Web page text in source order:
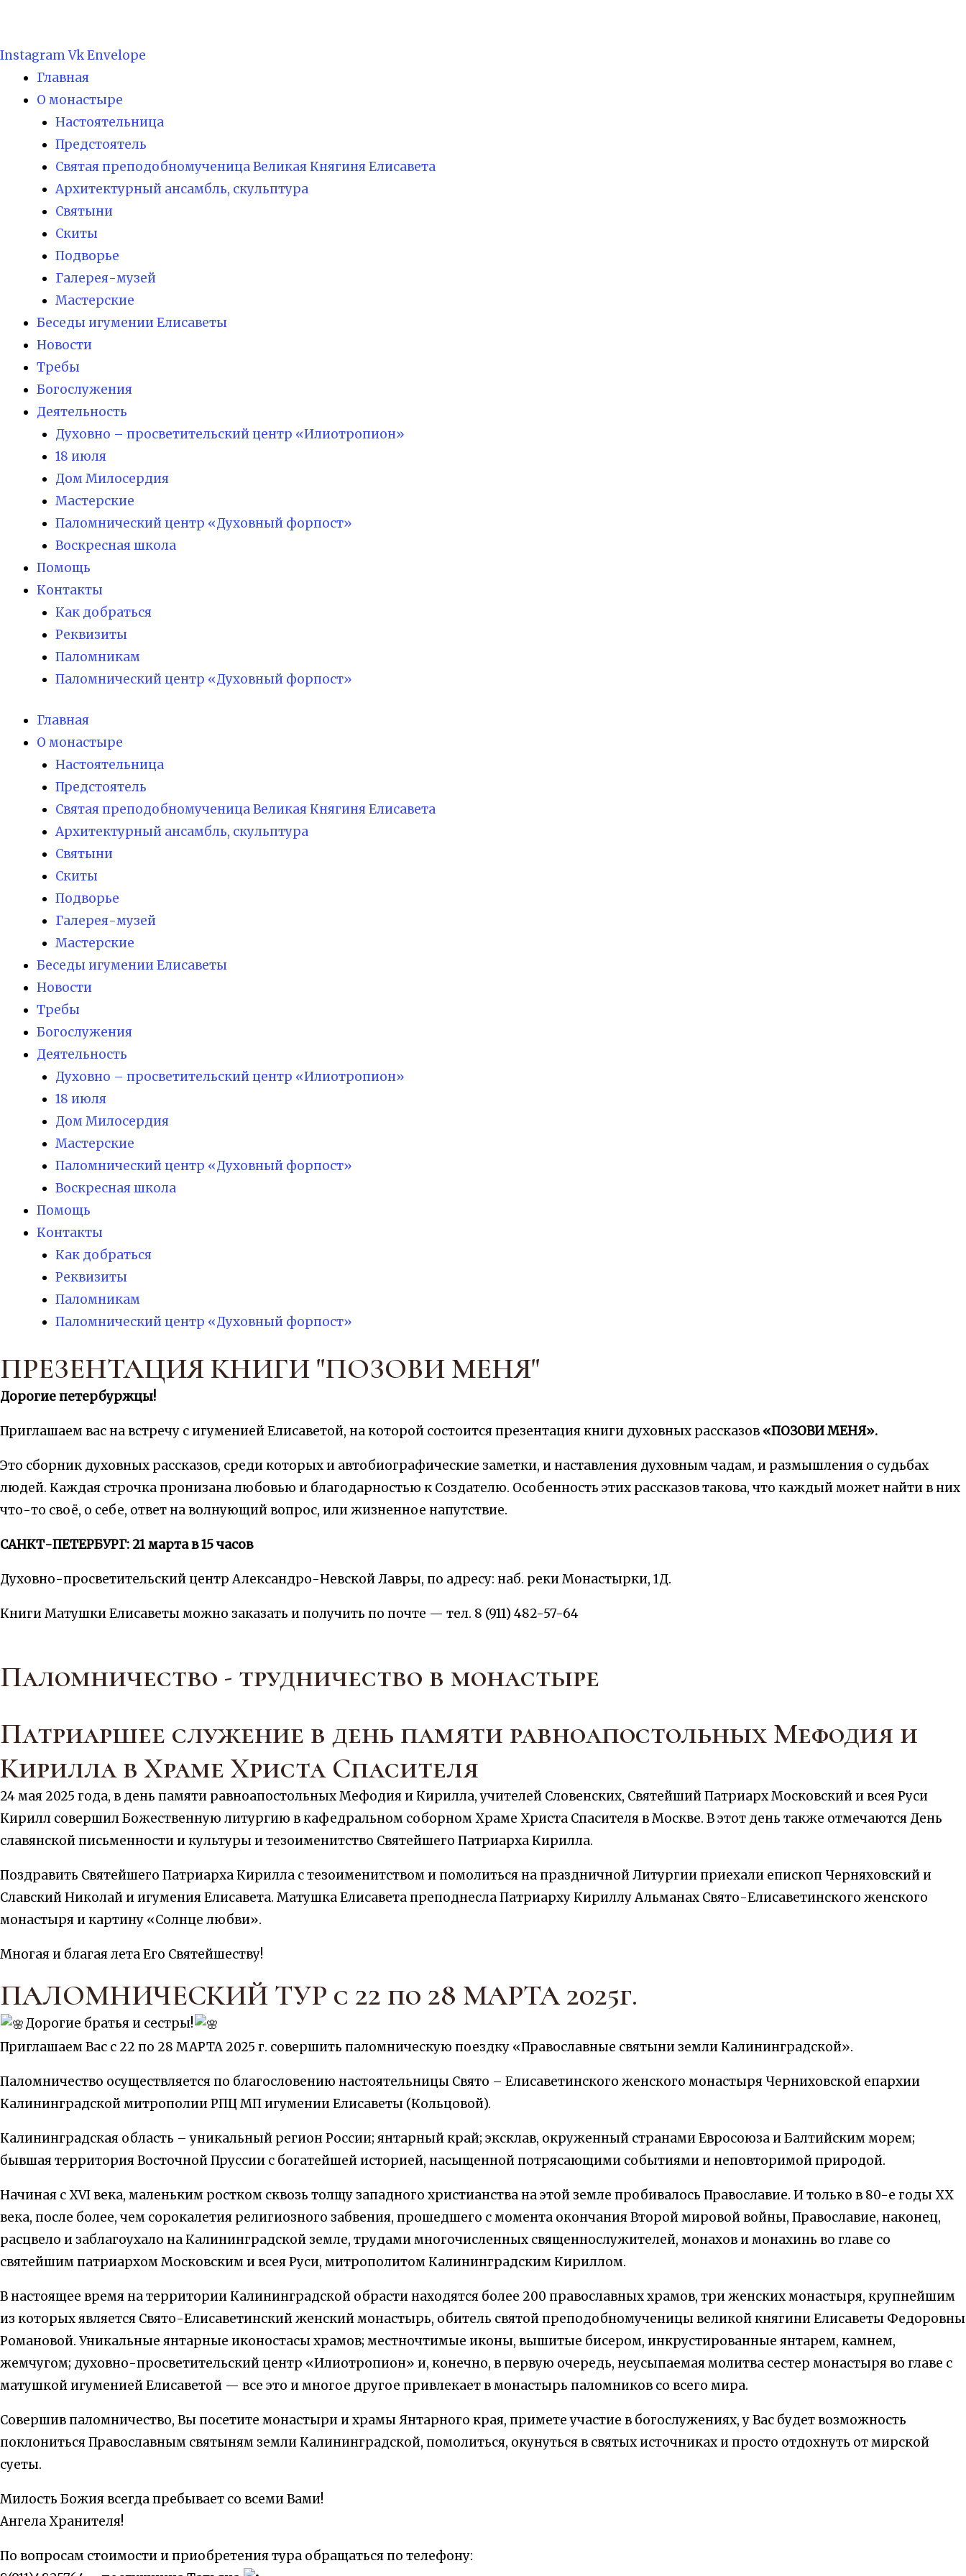
InstagramVkEnvelope
Главная
О монастыре
Настоятельница
Предстоятель
Святая преподобномученица Великая Княгиня Елисавета
Архитектурный ансамбль, скульптура
Святыни
Скиты
Подворье
Галерея-музей
Мастерские
Беседы игумении Елисаветы
Новости
Требы
Богослужения
Деятельность
Духовно – просветительский центр «Илиотропион»
18 июля
Дом Милосердия
Мастерские
Паломнический центр «Духовный форпост»
Воскресная школа
Помощь
Контакты
Как добраться
Реквизиты
Паломникам
Паломнический центр «Духовный форпост»
Главная
О монастыре
Настоятельница
Предстоятель
Святая преподобномученица Великая Княгиня Елисавета
Архитектурный ансамбль, скульптура
Святыни
Скиты
Подворье
Галерея-музей
Мастерские
Беседы игумении Елисаветы
Новости
Требы
Богослужения
Деятельность
Духовно – просветительский центр «Илиотропион»
18 июля
Дом Милосердия
Мастерские
Паломнический центр «Духовный форпост»
Воскресная школа
Помощь
Контакты
Как добраться
Реквизиты
Паломникам
Паломнический центр «Духовный форпост»
ПРЕЗЕНТАЦИЯ КНИГИ "ПОЗОВИ МЕНЯ"
Дорогие петербуржцы!
Приглашаем вас на встречу с игуменией Елисаветой, на которой состоится презентация книги духовных рассказов «ПОЗОВИ МЕНЯ».
Это сборник духовных рассказов, среди которых и автобиографические заметки, и наставления духовным чадам, и размышления о судьбах
людей. Каждая строчка пронизана любовью и благодарностью к Создателю. Особенность этих рассказов такова, что каждый может найти в них
что-то своё, о себе, ответ на волнующий вопрос, или жизненное напутствие.
САНКТ-ПЕТЕРБУРГ: 21 марта в 15 часов
Духовно-просветительский центр Александро-Невской Лавры, по адресу: наб. реки Монастырки, 1Д.
Книги Матушки Елисаветы можно заказать и получить по почте — тел. 8 (911) 482-57-64
Паломничество - трудничество в монастыре
Патриаршее служение в день памяти равноапостольных Мефодия и
Кирилла в Храме Христа Спасителя
24 мая 2025 года, в день памяти равноапостольных Мефодия и Кирилла, учителей Словенских, Святейший Патриарх Московский и всея Руси
Кирилл совершил Божественную литургию в кафедральном соборном Храме Христа Спасителя в Москве. В этот день также отмечаются День
славянской письменности и культуры и тезоименитство Святейшего Патриарха Кирилла.
Поздравить Святейшего Патриарха Кирилла с тезоименитством и помолиться на праздничной Литургии приехали епископ Черняховский и
Славский Николай и игумения Елисавета. Матушка Елисавета преподнесла Патриарху Кириллу Альманах Свято-Елисаветинского женского
монастыря и картину «Солнце любви».
Многая и благая лета Его Святейшеству!
ПАЛОМНИЧЕСКИЙ ТУР с 22 по 28 МАРТА 2025г.
Дорогие братья и сестры!
Приглашаем Вас с 22 по 28 МАРТА 2025 г. совершить паломническую поездку «Православные святыни земли Калининградской».
Паломничество осуществляется по благословению настоятельницы Свято – Елисаветинского женского монастыря Черниховской епархии
Калининградской митрополии РПЦ МП игумении Елисаветы (Кольцовой).
Калининградская область – уникальный регион России; янтарный край; эксклав, окруженный странами Евросоюза и Балтийским морем;
бывшая территория Восточной Пруссии с богатейшей историей, насыщенной потрясающими событиями и неповторимой природой.
Начиная с XVI века, маленьким ростком сквозь толщу западного христианства на этой земле пробивалось Православие. И только в 80-е годы XX
века, после более, чем сорокалетия религиозного забвения, прошедшего с момента окончания Второй мировой войны, Православие, наконец,
расцвело и заблагоухало на Калининградской земле, трудами многочисленных священнослужителей, монахов и монахинь во главе со
святейшим патриархом Московским и всея Руси, митрополитом Калининградским Кириллом.
В настоящее время на территории Калининградской обрасти находятся более 200 православных храмов, три женских монастыря, крупнейшим
из которых является Свято-Елисаветинский женский монастырь, обитель святой преподобномученицы великой княгини Елисаветы Федоровны
Романовой. Уникальные янтарные иконостасы храмов; местночтимые иконы, вышитые бисером, инкрустированные янтарем, камнем,
жемчугом; духовно-просветительский центр «Илиотропион» и, конечно, в первую очередь, неусыпаемая молитва сестер монастыря во главе с
матушкой игуменией Елисаветой — все это и многое другое привлекает в монастырь паломников со всего мира.
Совершив паломничество, Вы посетите монастыри и храмы Янтарного края, примете участие в богослужениях, у Вас будет возможность
поклониться Православным святыням земли Калининградской, помолиться, окунуться в святых источниках и просто отдохнуть от мирской
суеты.
Милость Божия всегда пребывает со всеми Вами!
Ангела Хранителя!
По вопросам стоимости и приобретения тура обращаться по телефону: